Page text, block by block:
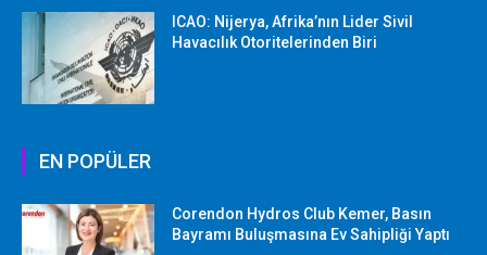
ICAO: Nijerya, Afrika’nın Lider Sivil
Havacılık Otoritelerinden Biri
EN POPÜLER
Corendon Hydros Club Kemer, Basın
Bayramı Buluşmasına Ev Sahipliği Yaptı